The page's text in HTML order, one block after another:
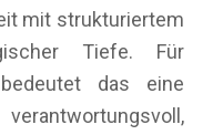
mit strukturiertem
Tiefe. Für
das eine